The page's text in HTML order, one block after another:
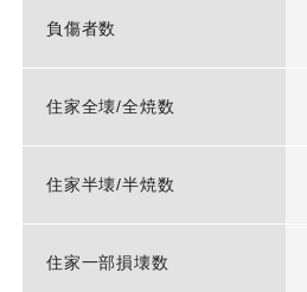
負傷者数
住家全壊/全焼数
住家半壊/半焼数
住家一部損壊数